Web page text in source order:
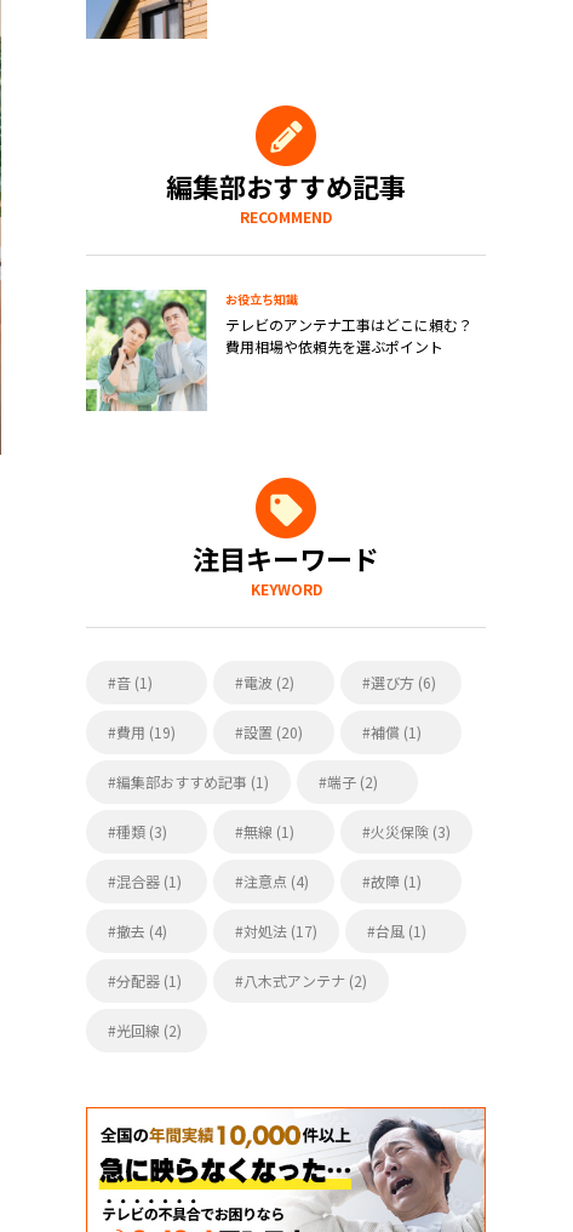
編集部おすすめ記事
RECOMMEND
お役立ち知識
テレビのアンテナ工事はどこに頼む？
費用相場や依頼先を選ぶポイント
注目キーワード
KEYWORD
音 (1) 電波 (2) 選び方 (6)
費用 (19) 設置 (20) 補償 (1)
編集部おすすめ記事 (1) 端子 (2)
種類 (3) 無線 (1) 火災保険 (3)
混合器 (1) 注意点 (4) 故障 (1)
撤去 (4) 対処法 (17) 台風 (1)
分配器 (1) 八木式アンテナ (2)
光回線 (2)